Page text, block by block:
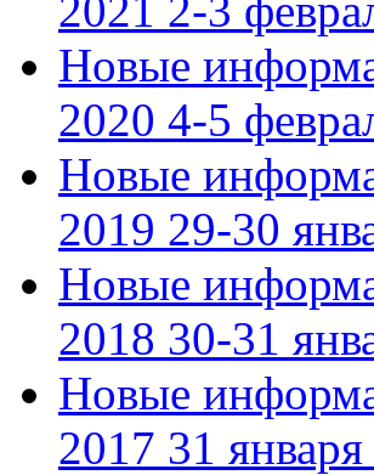
Новые
2020 4-5
Новые
2019 29-30
Новые
2018 30-31
Новые
2017 31